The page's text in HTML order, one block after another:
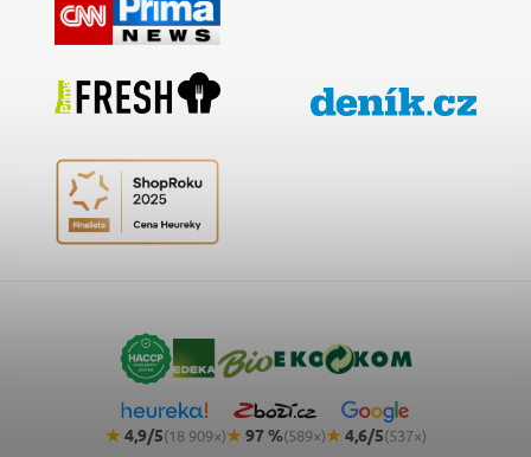
★4,9/5(18 909×)★97 %(589×)★4,6/5(537×)